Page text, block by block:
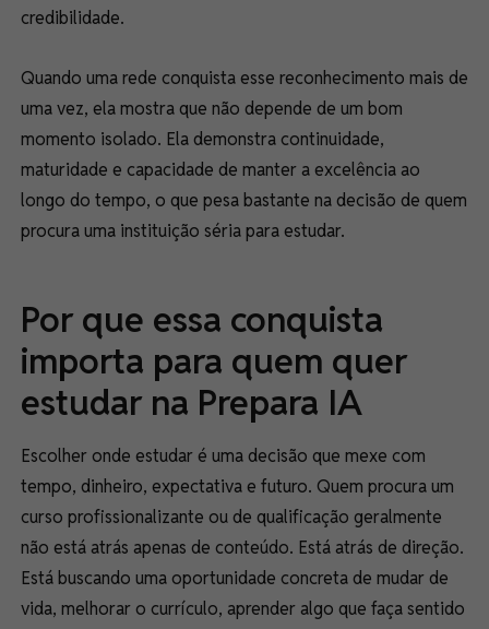
credibilidade.
Quando uma rede conquista esse reconhecimento mais de
uma vez, ela mostra que não depende de um bom
momento isolado. Ela demonstra continuidade,
maturidade e capacidade de manter a excelência ao
longo do tempo, o que pesa bastante na decisão de quem
procura uma instituição séria para estudar.
Por que essa conquista
importa para quem quer
estudar na Prepara IA
Escolher onde estudar é uma decisão que mexe com
tempo, dinheiro, expectativa e futuro. Quem procura um
curso profissionalizante ou de qualificação geralmente
não está atrás apenas de conteúdo. Está atrás de direção.
Está buscando uma oportunidade concreta de mudar de
vida, melhorar o currículo, aprender algo que faça sentido